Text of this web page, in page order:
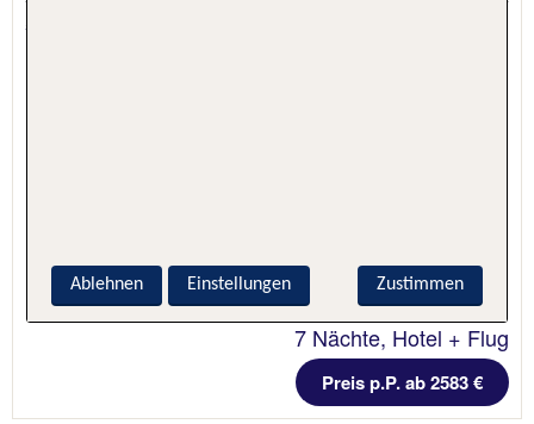
5.5 - 100 % Weiterempfehlung
7 Nächte, Hotel + Flug
Preis p.P. ab 2583 €
Zustimmen
Ablehnen Einstellungen